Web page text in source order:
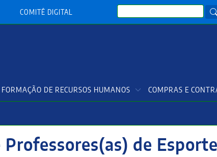
COMITÊ DIGITAL
Search
FORMAÇÃO DE RECURSOS HUMANOS COMPRAS E
de